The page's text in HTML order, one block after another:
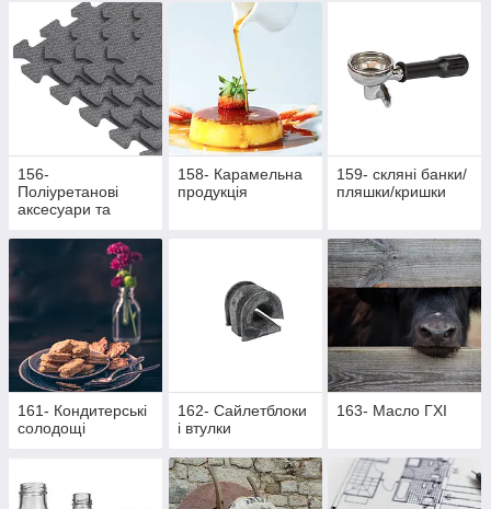
156-
Поліуретанові
аксесуари та
158- Карамельна
продукція
159- скляні банки/
пляшки/кришки
161- Кондитерські
солодощі
162- Cайлетблоки
і втулки
163- Масло ГХІ